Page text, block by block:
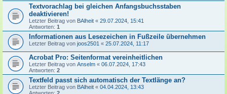
Textvorachlag bei gleichen Anfangsbuchsstaben
deaktivieren!
Letzter Beitrag von BAlheit « 29.07.2024, 15:41
Antworten: 1
Informationen aus Lesezeichen in Fußzeile übernehmen
Letzter Beitrag von joos2501 « 25.07.2024, 11:17
Acrobat Pro: Seitenformat vereinheitlichen
Letzter Beitrag von Anselm « 06.07.2024, 17:43
Antworten: 2
Textfeld passt sich automatisch der Textlänge an?
Letzter Beitrag von BAlheit « 04.04.2024, 13:43